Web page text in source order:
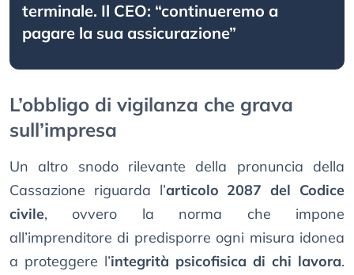
terminale. Il CEO: “continueremo a
pagare la sua assicurazione”
L’obbligo di vigilanza che grava
sull’impresa
Un altro snodo rilevante della pronuncia della
Cassazione riguarda l’articolo 2087 del Codice
civile, ovvero la norma che impone
all’imprenditore di predisporre ogni misura idonea
a proteggere l’integrità psicofisica di chi lavora.